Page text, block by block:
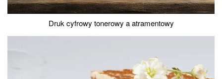
Druk cyfrowy tonerowy a atramentowy